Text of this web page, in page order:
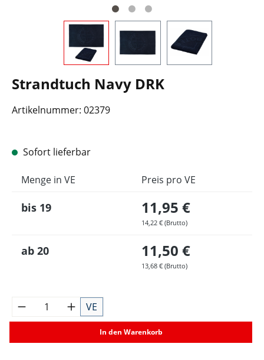
Strandtuch Navy DRK
Artikelnummer: 02379
Sofort lieferbar
Menge in VE Preis pro VE
bis 19 11,95 €
14,22 € (Brutto)
ab 20 11,50 €
13,68 € (Brutto)
VE
In den Warenkorb